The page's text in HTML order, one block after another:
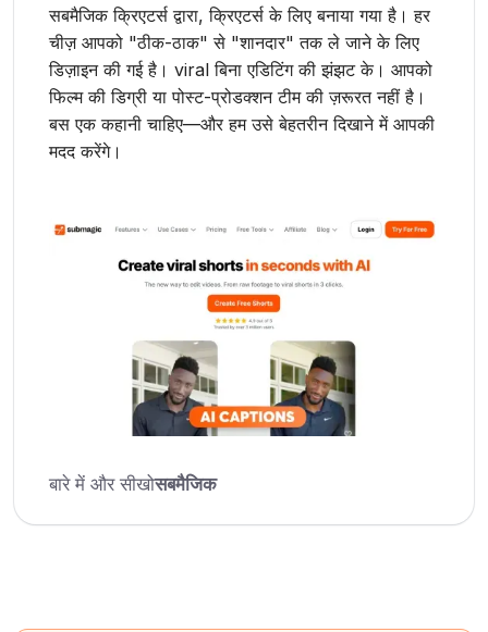
सबमैजिक क्रिएटर्स द्वारा, क्रिएटर्स के लिए बनाया गया है। हर
चीज़ आपको "ठीक-ठाक" से "शानदार" तक ले जाने के लिए
डिज़ाइन की गई है। viral बिना एडिटिंग की झंझट के। आपको
फिल्म की डिग्री या पोस्ट-प्रोडक्शन टीम की ज़रूरत नहीं है।
बस एक कहानी चाहिए—और हम उसे बेहतरीन दिखाने में आपकी
मदद करेंगे।
बारे में और सीखोसबमैजिक